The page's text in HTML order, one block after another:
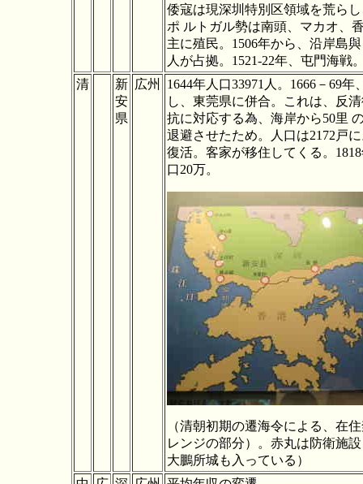
倭寇は現深圳特別区領域を荒ら
ポ ルトガル勢は南頭、マカオ、
主に殖民。1506年から、沿岸島
人が占拠。1521-22年、屯門海戦
清
新
安
県
広州
1644年人口33971人。1666－69年
し、東莞県に併合。これは、反
抗に対応する為、海岸から50里
退避させたため。人口は2172戸
復活。客家が移住してくる。
口20万。
（清朝初期の遷海令による、在
レンジの部分）。赤丸は防衛施
大鵬所城も入っている）